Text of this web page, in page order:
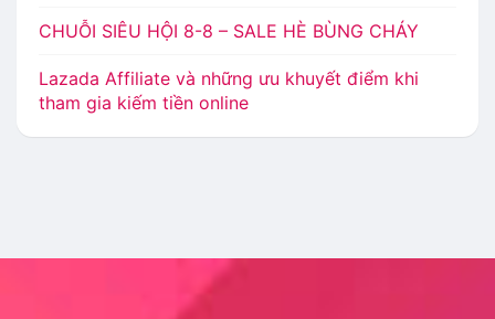
CHUỖI SIÊU HỘI 8-8 – SALE HÈ BÙNG CHÁY
Lazada Affiliate và những ưu khuyết điểm khi
tham gia kiếm tiền online